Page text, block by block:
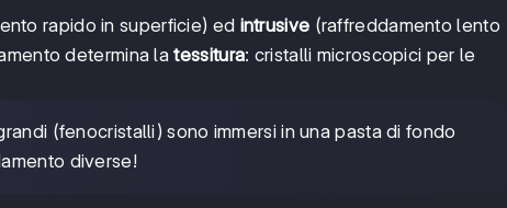
rapido in superficie) ed intrusive (raffreddamento lento
determina latessitura: cristalli microscopici per le
(fenocristalli) sono immersi in una pasta di fondo
diverse!